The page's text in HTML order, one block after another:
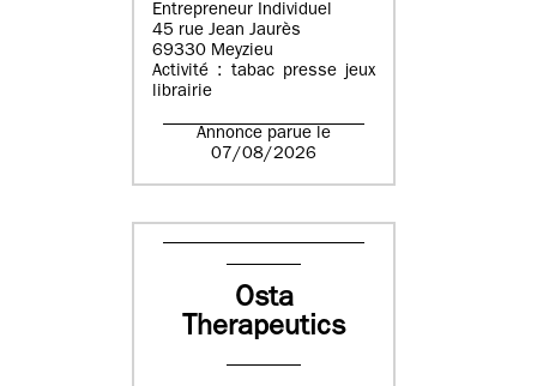
Entrepreneur Individuel
45 rue Jean Jaurès
69330 Meyzieu
Activité : tabac presse jeux
librairie
Annonce parue le
07/08/2026
Osta
Therapeutics